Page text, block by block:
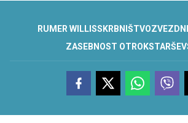
RUMER WILLISSKRBNIŠTVO
ZASEBNOST OTROK